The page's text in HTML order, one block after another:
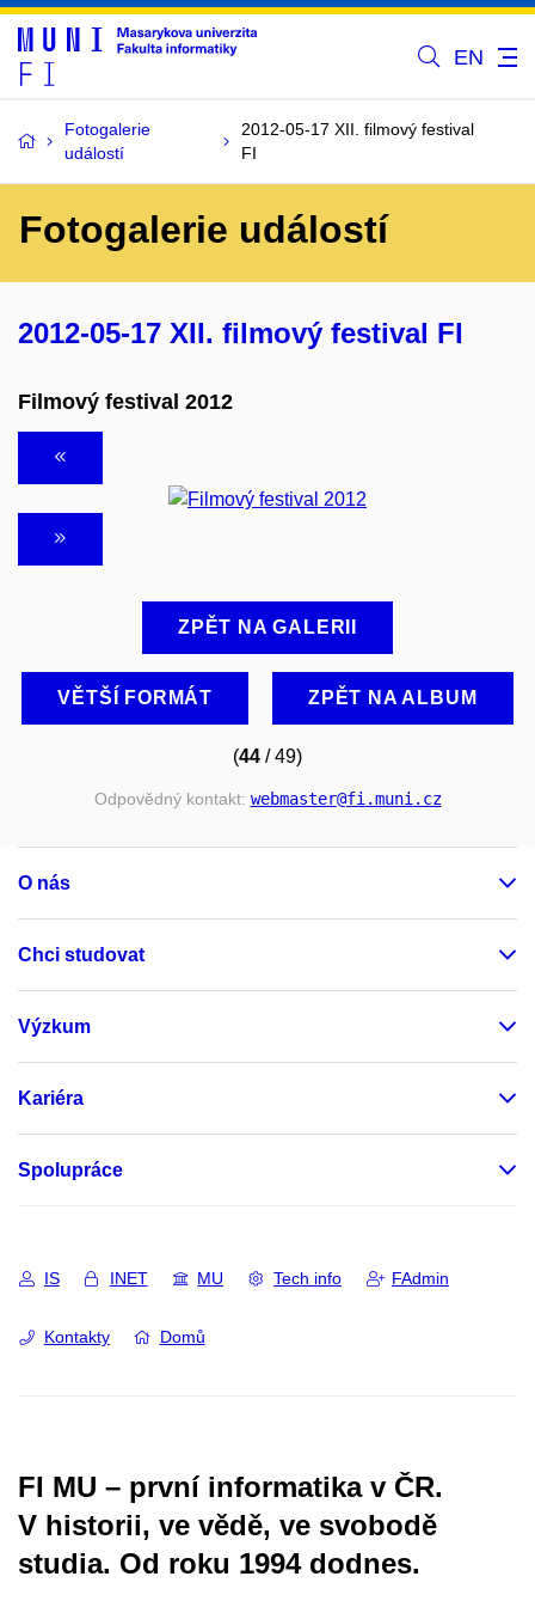
EN
Fotogalerie
událostí
2012-05-17 XII. filmový festival
FI
Fotogalerie událostí
2012-05-17 XII. filmový festival FI
Filmový festival 2012
ZPĚT NA GALERII
VĚTŠÍ FORMÁT ZPĚT NA ALBUM
(44 / 49)
Odpovědný kontakt: webmaster@fi.muni.cz
O nás
Chci studovat
Výzkum
Kariéra
Spolupráce
IS INET MU Tech info FAdmin
Kontakty Domů
FI MU – první informatika v ČR.
V historii, ve vědě, ve svobodě
studia. Od roku 1994 dodnes.